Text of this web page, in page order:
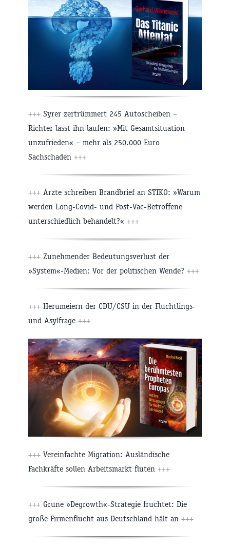
+++ Syrer zertrümmert 245 Autoscheiben –
Richter lässt ihn laufen: »Mit Gesamtsituation
unzufrieden« – mehr als 250.000 Euro
Sachschaden +++
+++ Ärzte schreiben Brandbrief an STIKO: »Warum
werden Long-Covid- und Post-Vac-Betroffene
unterschiedlich behandelt?« +++
+++ Zunehmender Bedeutungsverlust der
»System«-Medien: Vor der politischen Wende? +++
+++ Herumeiern der CDU/CSU in der Flüchtlings-
und Asylfrage +++
+++ Vereinfachte Migration: Ausländische
Fachkräfte sollen Arbeitsmarkt fluten +++
+++ Grüne »Degrowth«-Strategie fruchtet: Die
große Firmenflucht aus Deutschland hält an +++